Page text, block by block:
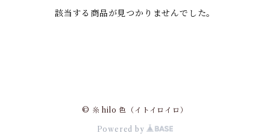
該当する商品が見つかりませんでした。
© 糸 hilo 色（イトイロイロ）
Powered by